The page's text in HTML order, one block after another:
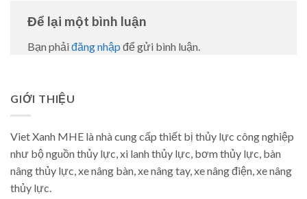
Để lại một bình luận
Bạn phải đăng nhập để gửi bình luận.
GIỚI THIỆU
Viet Xanh MHE là nhà cung cấp thiết bị thủy lực công nghiệp
như bộ nguồn thủy lực, xi lanh thủy lực, bơm thủy lực, bàn
nâng thủy lực, xe nâng bàn, xe nâng tay, xe nâng điện, xe nâng
thủy lực.